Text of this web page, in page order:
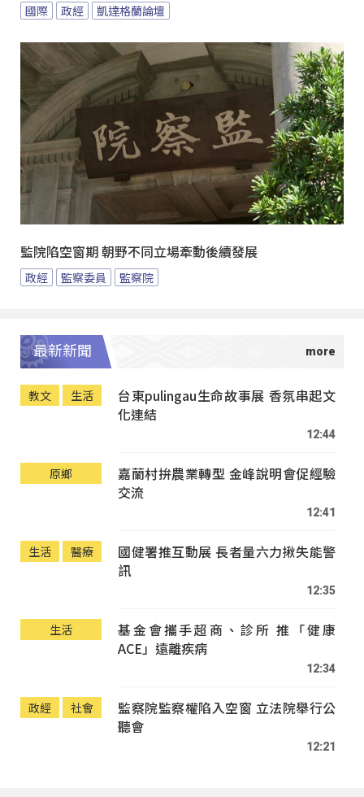
國際 政經 凱達格蘭論壇
監院陷空窗期 朝野不同立場牽動後續發展
政經 監察委員 監察院
最新新聞
教文 生活
台東pulingau生命故事展 香氛串起文
化連結
12:44
原鄉
嘉蘭村拚農業轉型 金峰說明會促經驗
交流
12:41
生活 醫療
國健署推互動展 長者量六力揪失能警
訊
12:35
生活
基金會攜手超商、診所 推「健康
ACE」遠離疾病
12:34
政經 社會
監察院監察權陷入空窗 立法院舉行公
聽會
12:21